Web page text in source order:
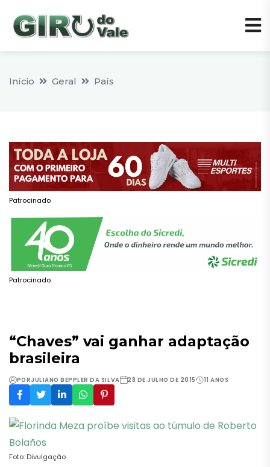
Início Geral País
Patrocinado
Patrocinado
“Chaves” vai ganhar adaptação
brasileira
PORJULIANO BEPPLER DA SILVA 28 DE JULHO DE 2015 11 ANOS
Foto: Divulgação